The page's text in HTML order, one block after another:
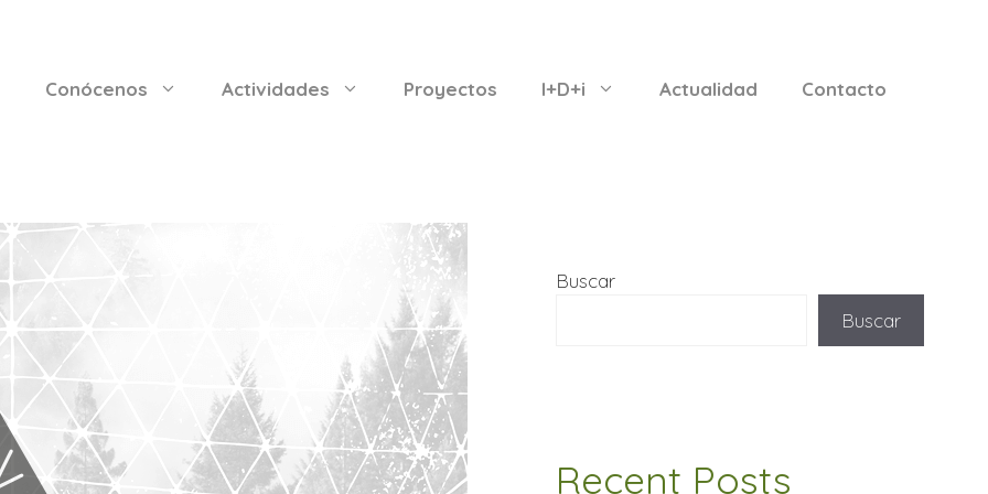
Conócenos
Actividades Proyectos I+D+i Actualidad Contacto
Buscar
Buscar
Recent Posts